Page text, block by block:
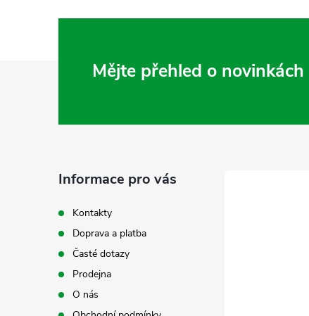
Mějte přehled o novinkách
Informace pro vás
Kontakty
Doprava a platba
Časté dotazy
Prodejna
O nás